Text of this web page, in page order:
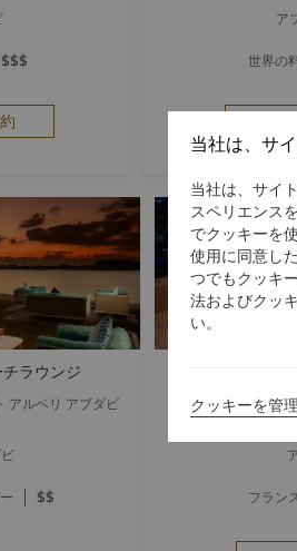
$$$
ア
世界の
ラウンジ
アルベリ アブダビ
$$
ナールに
シャングリ・ラ
フラン
当社は、サ
当社は、サイ
スペリエンス
でクッキーを
使用に同意し
つでもクッキ
法およびクッ
い。
クッキーを管